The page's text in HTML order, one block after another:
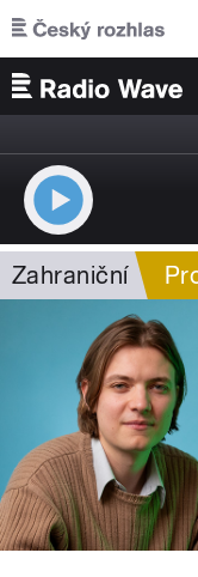
Přejít k hlavnímu
Zahraniční